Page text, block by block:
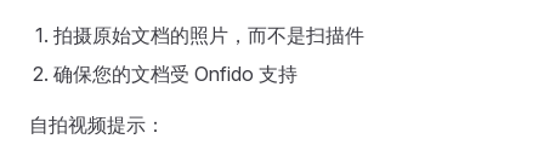
拍摄原始文档的照片，而不是扫描件
确保您的文档受 Onfido 支持
自拍视频提示：